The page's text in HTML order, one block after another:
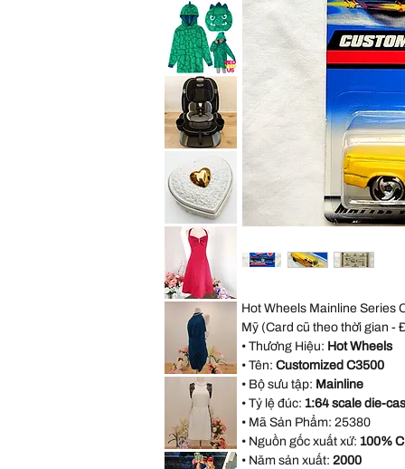
Hot Wheels Mainline Series
Mỹ (Card cũ theo thời gian -
• Thương Hiệu: Hot Wheels
• Tên: Customized C3500
• Bộ sưu tập: Mainline
• Tỷ lệ đúc: 1:64 scale die-
• Mã Sản Phẩm: 25380
• Nguồn gốc xuất xứ: 100%
• Năm sản xuất: 2000
Terrain
Jogging
Foldable
Eve
Youth
2in1
Sleep
Hoodie
Wearable
Blanket
Cozy
Pillow
Green
Dino
Kid
Saint
Youth
2in1
Sleep
Hoodie
Wearable
Blanket
Pillow
Green
Dino
Kid
Extend2Fit
4-
in-
Years
Convertible
Child
Black
Vintage
George
Good
Shaped
Trinket
Box
Cream
Porcelain
Embossed
David
Rhinestone
Halter
Bridesmaid
Evening
AX
Blue
Formal
Dress
size
18
Forever
21